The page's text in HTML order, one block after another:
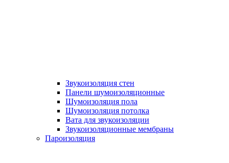
Звукоизоляция стен
Панели шумоизоляционные
Шумоизоляция пола
Шумоизоляция потолка
Вата для звукоизоляции
Звукоизоляционные мембраны
Пароизоляция